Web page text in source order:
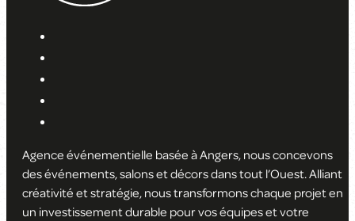
Agence événementielle basée à Angers, nous concevons
des événements, salons et décors dans tout l’Ouest. Alliant
créativité et stratégie, nous transformons chaque projet en
un investissement durable pour vos équipes et votre